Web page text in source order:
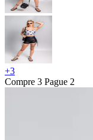
+3
Compre 3 Pague 2